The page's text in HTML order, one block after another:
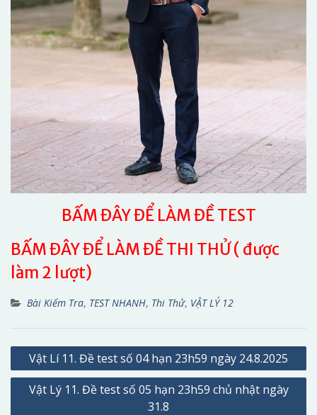
BẤM ĐÂY ĐỂ LÀM ĐỀ TEST
BẤM ĐÂY ĐỂ LÀM ĐỀ THI THỬ ( được
làm 2 lượt)
Bài Kiểm Tra, TEST NHANH, Thi Thử, VẬT LÝ 12
Điều
hướng
bài
Vật Lí 11. Đề test số 04 hạn 23h59 ngày 24.8.2025
Vật Lý 11. Đề test số 05 hạn 23h59 chủ nhật ngày
31.8